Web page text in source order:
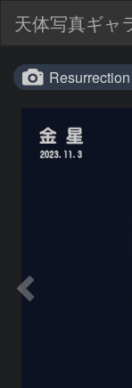
天体写真ギャ
Resurrection